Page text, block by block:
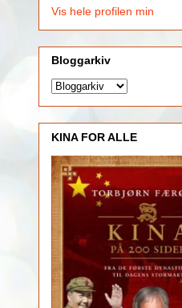
Vis hele profilen min
Bloggarkiv
KINA FOR ALLE